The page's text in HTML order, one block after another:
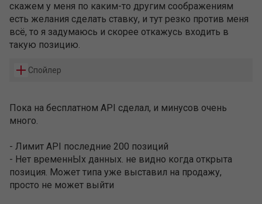
скажем у меня по каким-то другим соображениям
есть желания сделать ставку, и тут резко против меня
всё, то я задумаюсь и скорее откажусь входить в
такую позицию.
Спойлер
Пока на бесплатном API сделал, и минусов очень
много.
- Лимит API последние 200 позиций
- Нет временнЫх данных. не видно когда открыта
позиция. Может типа уже выставил на продажу,
просто не может выйти